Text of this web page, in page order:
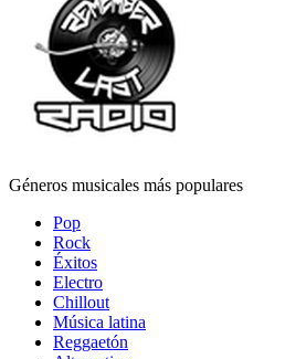
Géneros musicales más populares
Pop
Rock
Éxitos
Electro
Chillout
Música latina
Reggaetón